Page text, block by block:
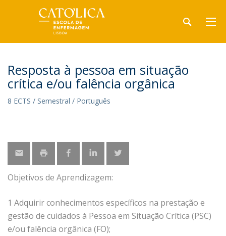
Resposta à pessoa em situação
crítica e/ou falência orgânica
8 ECTS / Semestral / Português
Objetivos de Aprendizagem:
1 Adquirir conhecimentos específicos na prestação e
gestão de cuidados à Pessoa em Situação Crítica (PSC)
e/ou falência orgânica (FO);